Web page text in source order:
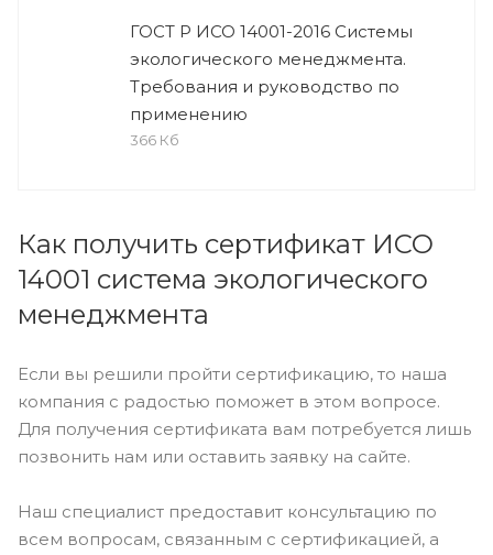
ГОСТ Р ИСО 14001-2016 Системы
экологического менеджмента.
Требования и руководство по
применению
366 Кб
Как получить сертификат ИСО
14001 система экологического
менеджмента
Если вы решили пройти сертификацию, то наша
компания с радостью поможет в этом вопросе.
Для получения сертификата вам потребуется лишь
позвонить нам или оставить заявку на сайте.
Наш специалист предоставит консультацию по
всем вопросам, связанным с сертификацией, а